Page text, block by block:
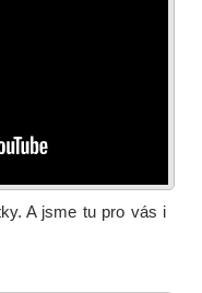
A jsme tu pro vás i